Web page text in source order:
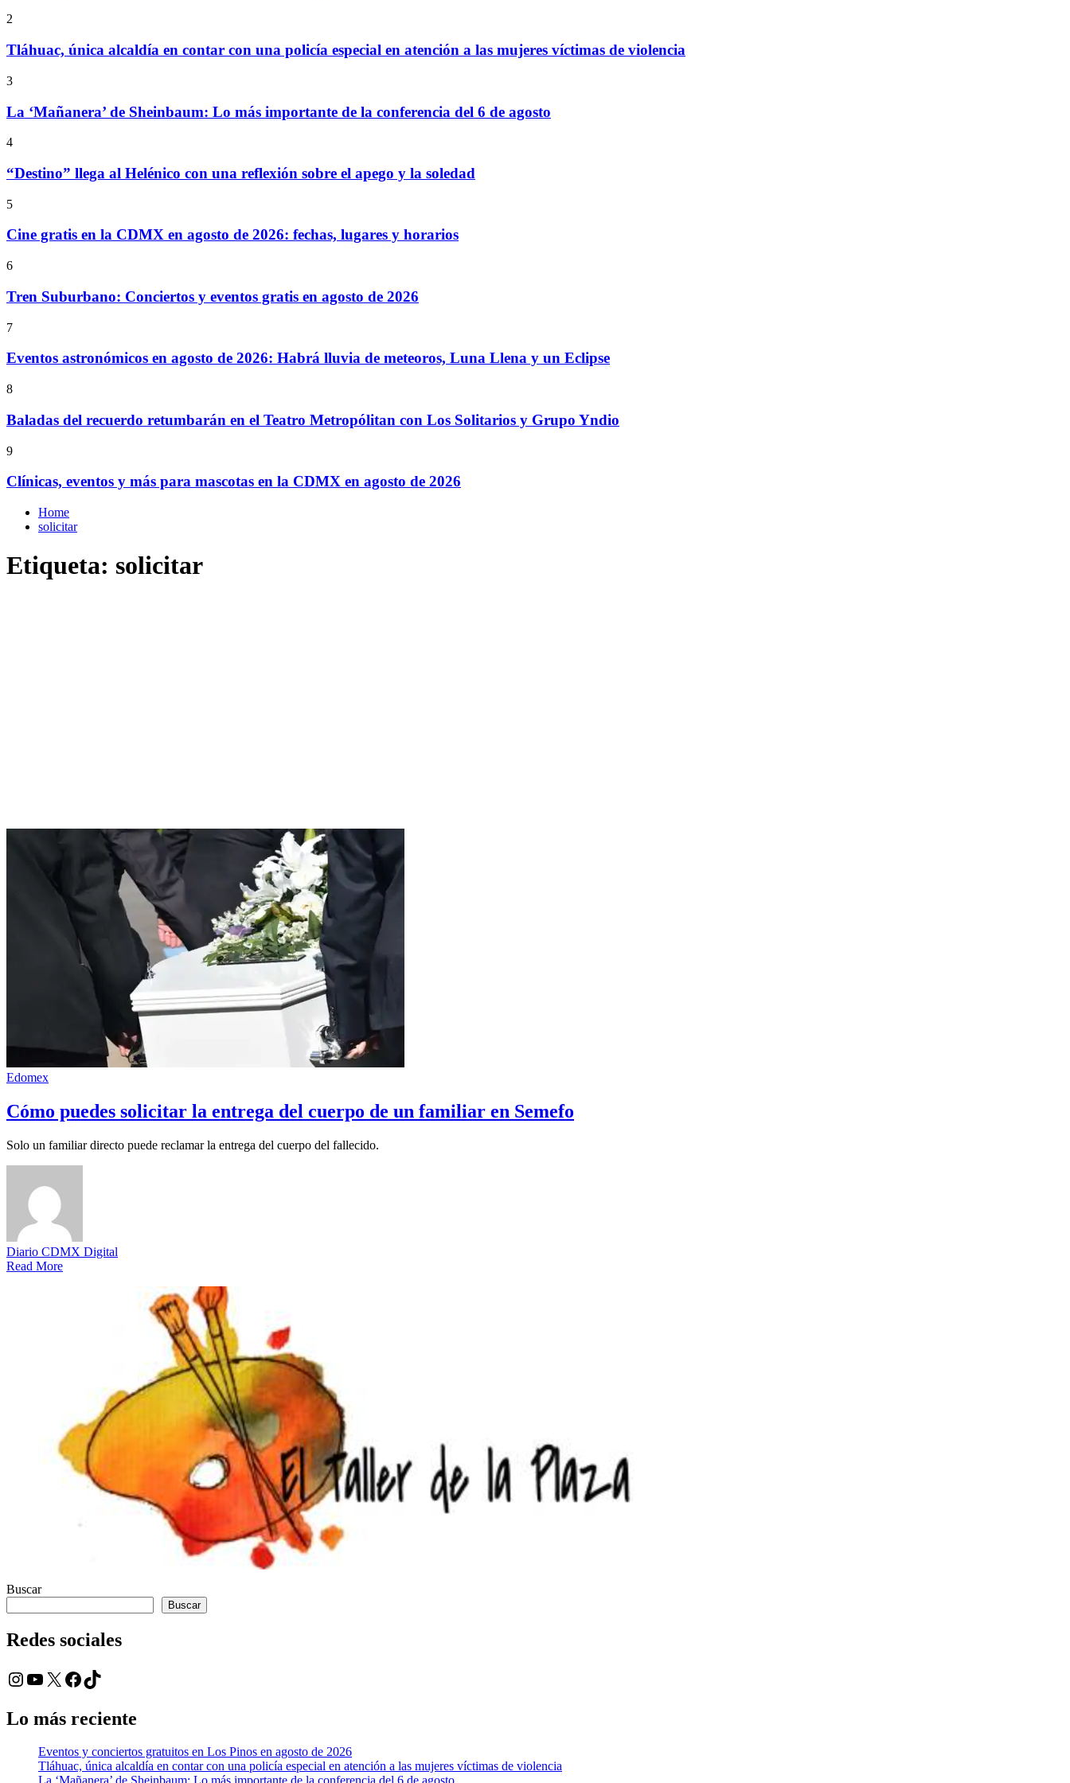
2
Tláhuac, única alcaldía en contar con una policía especial en atención a las mujeres víctimas de violencia
3
La ‘Mañanera’ de Sheinbaum: Lo más importante de la conferencia del 6 de agosto
4
“Destino” llega al Helénico con una reflexión sobre el apego y la soledad
5
Cine gratis en la CDMX en agosto de 2026: fechas, lugares y horarios
6
Tren Suburbano: Conciertos y eventos gratis en agosto de 2026
7
Eventos astronómicos en agosto de 2026: Habrá lluvia de meteoros, Luna Llena y un Eclipse
8
Baladas del recuerdo retumbarán en el Teatro Metropólitan con Los Solitarios y Grupo Yndio
9
Clínicas, eventos y más para mascotas en la CDMX en agosto de 2026
Home
solicitar
Etiqueta: solicitar
Edomex
Cómo puedes solicitar la entrega del cuerpo de un familiar en Semefo
Solo un familiar directo puede reclamar la entrega del cuerpo del fallecido.
Diario CDMX Digital
Read More
Buscar
Buscar
Redes sociales
Instagram
YouTube
X Facebook
TikTok
Lo más reciente
Eventos y conciertos gratuitos en Los Pinos en agosto de 2026
Tláhuac, única alcaldía en contar con una policía especial en atención a las mujeres víctimas de violencia